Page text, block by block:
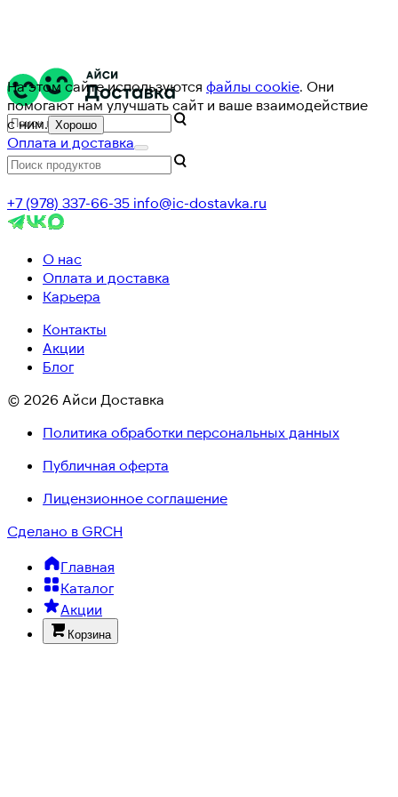
На этом сайте используются файлы cookie. Они
помогают нам улучшать сайт и ваше взаимодействие
с ним. Хорошо
Оплата и доставка
+7 (978) 337-66-35 info@ic-dostavka.ru
О нас
Оплата и доставка
Карьера
Контакты
Акции
Блог
© 2026 Айси Доставка
Политика обработки персональных данных
Публичная оферта
Лицензионное соглашение
Сделано в GRCH
Главная
Каталог
Акции
Корзина